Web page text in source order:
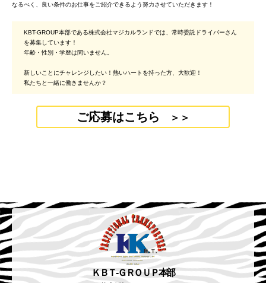
なるべく、良い条件のお仕事をご紹介できるよう努力させていただきます！
KBT-GROUP本部である株式会社マジカルランドでは、常時委託ドライバーさん
を募集しています！
年齢・性別・学歴は問いません。
新しいことにチャレンジしたい！熱いハートを持った方、大歓迎！
私たちと一緒に働きませんか？
ご応募はこちら ＞＞
ＫＢＴ-ＧＲＯＵＰ本部